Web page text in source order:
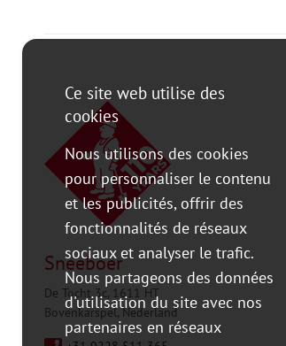
Sneeboer
De Tocht 3c, 1611 HT
Bovenkarspel, Nederland
Ce site web utilise des
cookies
Nous utilisons des cookies
pour personnaliser le contenu
et les publicités, offrir des
fonctionnalités de réseaux
sociaux et analyser le trafic.
Nous partageons des données
d'utilisation du site avec nos
partenaires en réseaux